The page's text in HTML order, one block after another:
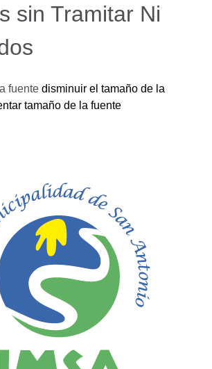
sin Tramitar Ni
fuente disminuir el tamaño de la
tamaño de la fuente